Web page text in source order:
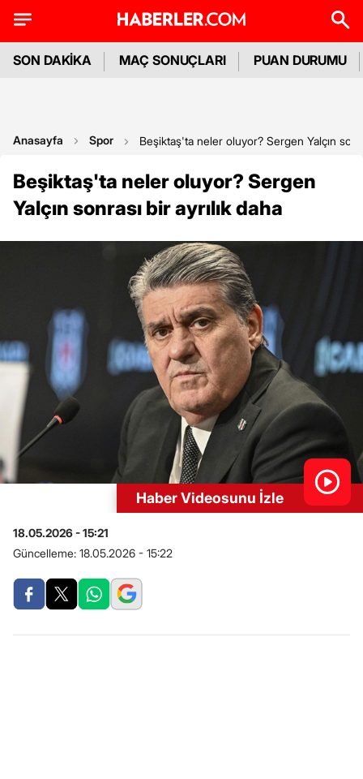
SON DAKİKA MAÇ SONUÇLARI PUAN DURUMU
Anasayfa Spor Beşiktaş'ta neler oluyor? Sergen Yalçın
Beşiktaş'ta neler oluyor? Sergen
Yalçın sonrası bir ayrılık daha
Haber Videosunu İzle
18.05.2026 - 15:21
Güncelleme: 18.05.2026 - 15:22